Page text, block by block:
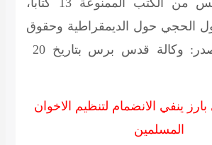
الكتاب في تونس من الكتب الممنوعة 13 كتابا،
الحجي حول الديمقراطية وحقوق
(المصدر: وكالة قدس برس بتاريخ 20
ينفي الانضمام لتنظيم الاخوان
المسلمين